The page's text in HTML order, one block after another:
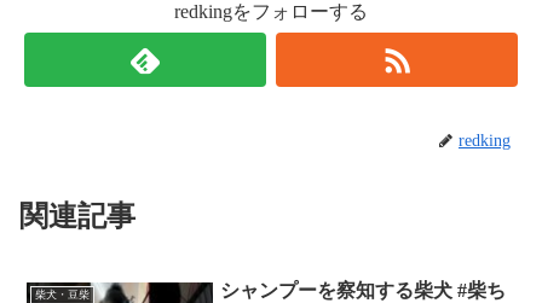
redkingをフォローする
redking
関連記事
柴犬・豆柴
シャンプーを察知する柴犬 #柴ち